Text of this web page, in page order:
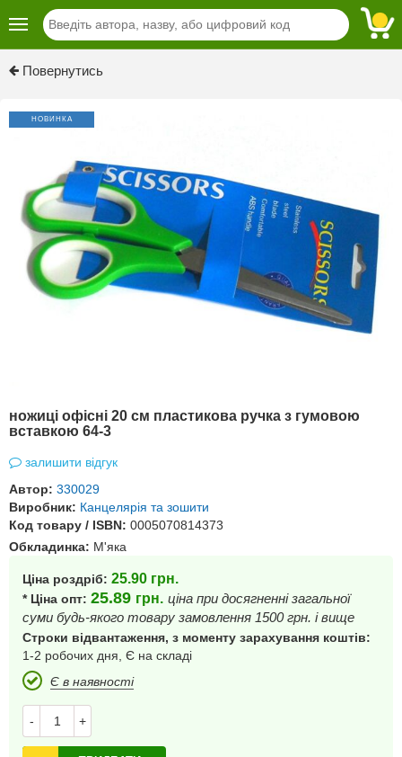
Повернутись
НОВИНКА
ножиці офісні 20 см пластикова ручка з гумовою
вставкою 64-3
залишити відгук
Автор: 330029
Виробник: Канцелярія та зошити
Код товару / ISBN: 0005070814373
Обкладинка: М'яка
Ціна роздріб: 25.90 грн.
* Ціна опт: 25.89 грн. ціна при досягненні загальної
суми будь-якого товару замовлення 1500 грн. і вище
Строки відвантаження, з моменту зарахування коштів:
1-2 робочих дня, Є на складі
Є в наявності
- +